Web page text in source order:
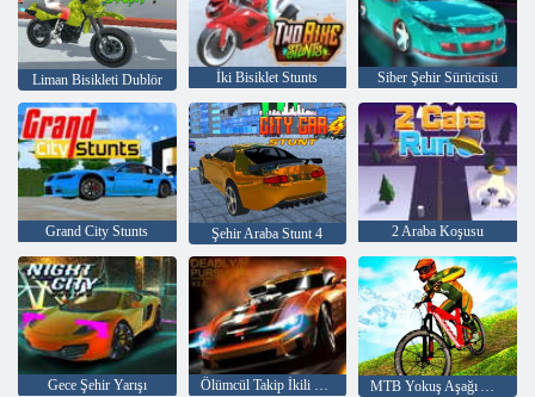
Liman Bisikleti Dublör İki Bisiklet Stunts Siber Şehir Sürücüsü
Grand City Stunts Şehir Araba Stunt 4 2 Araba Koşusu
Gece Şehir Yarışı Ölümcül Takip İkili V1,2 MTB Yokuş Aşağı Aşırı